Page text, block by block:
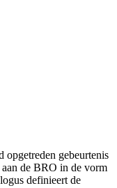
gebeurtenis
aan de BRO in de vorm
definieert de